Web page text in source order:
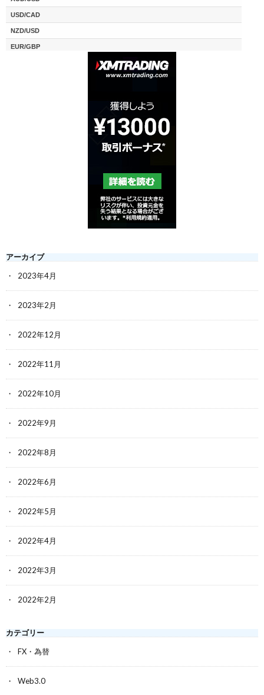
アーカイブ
2023年4月
2023年2月
2022年12月
2022年11月
2022年10月
2022年9月
2022年8月
2022年6月
2022年5月
2022年4月
2022年3月
2022年2月
カテゴリー
FX・為替
Web3.0